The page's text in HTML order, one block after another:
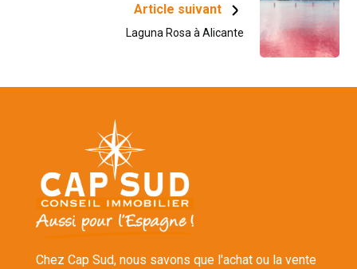
Article suivant
Laguna Rosa à Alicante
Chez Cap Sud, nous savons que l'achat ou la vente